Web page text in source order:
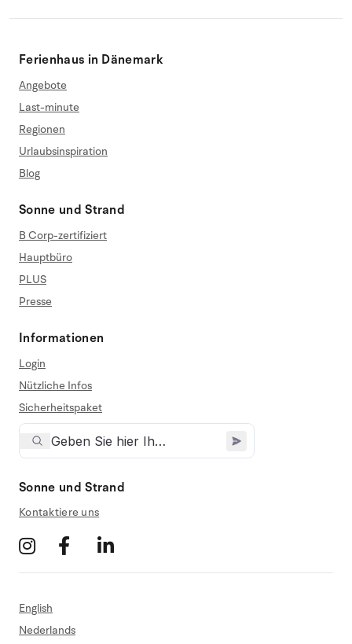
Ferienhaus in Dänemark
Angebote
Last-minute
Regionen
Urlaubsinspiration
Blog
Sonne und Strand
B Corp-zertifiziert
Hauptbüro
PLUS
Presse
Informationen
Login
Nützliche Infos
Sicherheitspaket
Sonne und Strand
Kontaktiere uns
English
Nederlands